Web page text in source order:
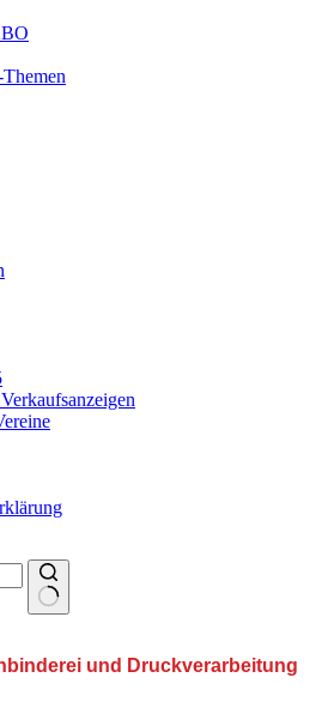
und Druckverarbeitung